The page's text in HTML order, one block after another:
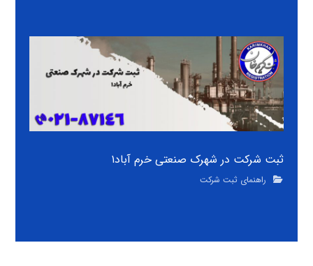
ثبت شرکت در شهرک صنعتی خرم آباد۱
راهنمای ثبت شرکت